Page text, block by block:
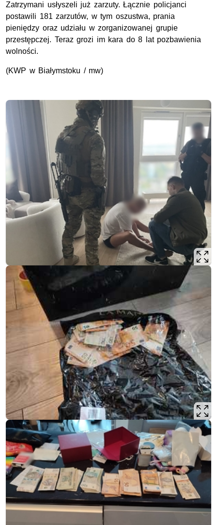
Zatrzymani usłyszeli już zarzuty. Łącznie policjanci
postawili 181 zarzutów, w tym oszustwa, prania
pieniędzy oraz udziału w zorganizowanej grupie
przestępczej. Teraz grozi im kara do 8 lat pozbawienia
wolności.
(KWP w Białymstoku / mw)